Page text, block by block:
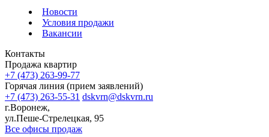
Новости
Условия продажи
Вакансии
Контакты
Продажа квартир
+7 (473) 263-99-77
Горячая линия (прием заявлений)
+7 (473) 263-55-31 dskvrn@dskvrn.ru
г.Воронеж,
ул.Пеше-Стрелецкая, 95
Все офисы продаж